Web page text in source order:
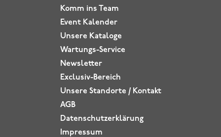
Komm ins
Team
Event Kalender
Unsere Kataloge
Wartungs-Service
Newsletter
Exclusiv-Bereich
Unsere Standorte / Kontakt
AGB
Datenschutz­erklärung
Impressum